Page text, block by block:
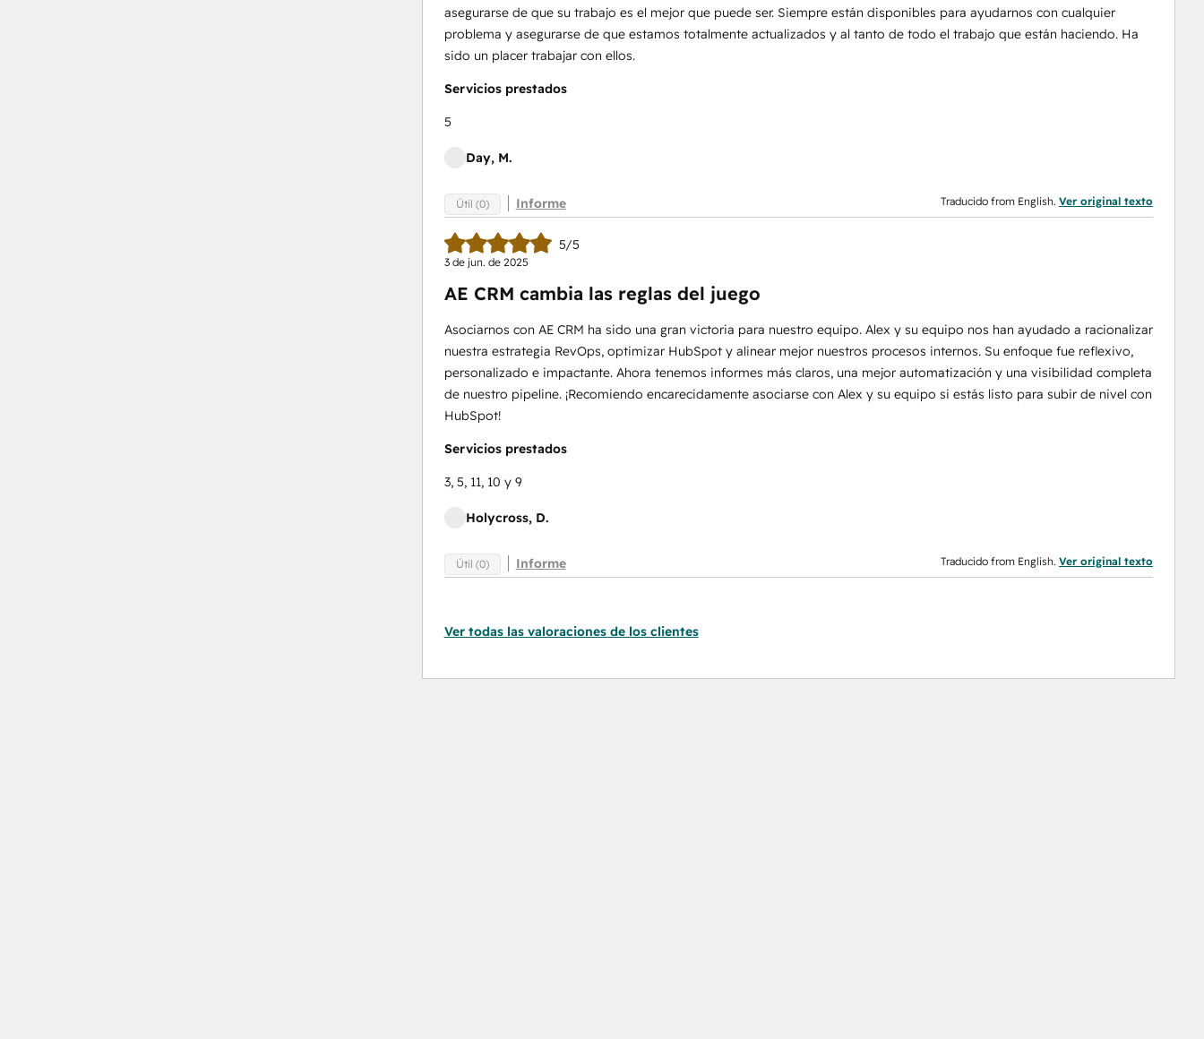
asegurarse de que su trabajo es el mejor que puede ser. Siempre están disponibles para ayudarnos con cualquier
problema y asegurarse de que estamos totalmente actualizados y al tanto de todo el trabajo que están haciendo. Ha
sido un placer trabajar con ellos.
Servicios prestados
5
Day, M.
Útil (0) Informe Traducido from English. Ver original texto
5/5
3 de jun. de 2025
AE CRM cambia las reglas del juego
Asociarnos con AE CRM ha sido una gran victoria para nuestro equipo. Alex y su equipo nos han ayudado a racionalizar
nuestra estrategia RevOps, optimizar HubSpot y alinear mejor nuestros procesos internos. Su enfoque fue reflexivo,
personalizado e impactante. Ahora tenemos informes más claros, una mejor automatización y una visibilidad completa
de nuestro pipeline. ¡Recomiendo encarecidamente asociarse con Alex y su equipo si estás listo para subir de nivel con
HubSpot!
Servicios prestados
3, 5, 11, 10 y 9
Holycross, D.
Útil (0) Informe Traducido from English. Ver original texto
Ver todas las valoraciones de los clientes